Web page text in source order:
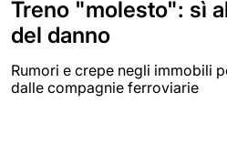
Treno "molesto": sì
del danno
Rumori e crepe negli immobili
dalle compagnie ferroviarie